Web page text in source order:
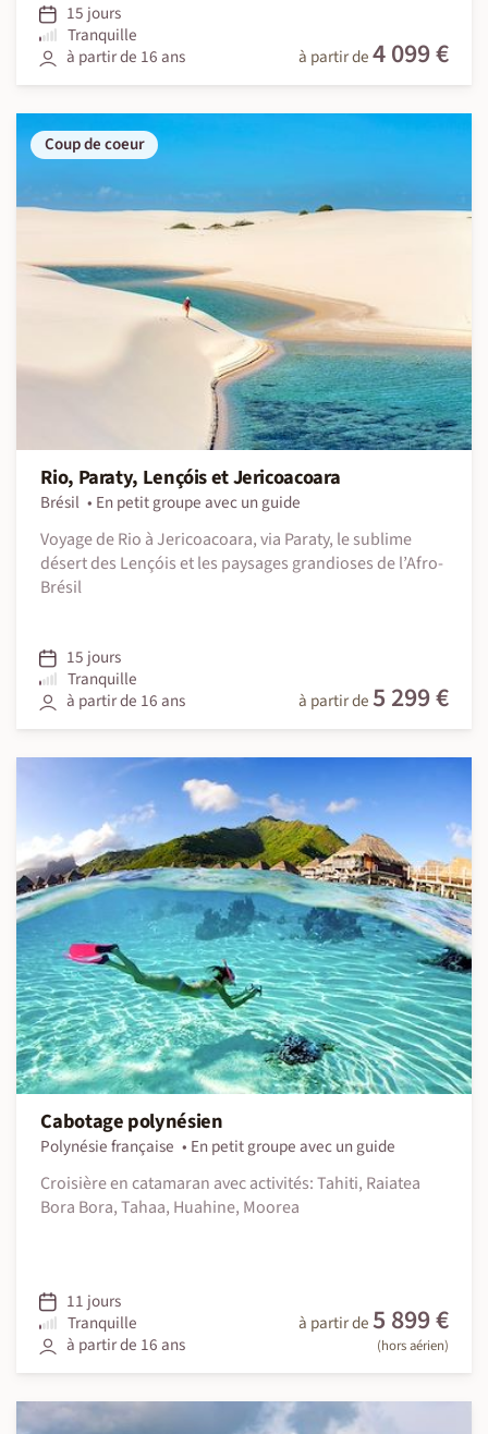
15 jours
Tranquille
à partir de 16 ans
à partir de4 099 €
Coup de coeur
Rio, Paraty, Lençóis et Jericoacoara
Brésil
En petit groupe avec un guide
Voyage de Rio à Jericoacoara, via Paraty, le sublime
désert des Lençóis et les paysages grandioses de l’Afro-
Brésil
15 jours
Tranquille
à partir de 16 ans
à partir de 5 299 €
Cabotage polynésien
Polynésie française
En petit groupe avec un guide
Croisière en catamaran avec activités: Tahiti, Raiatea
Bora Bora, Tahaa, Huahine, Moorea
11 jours
Tranquille
à partir de 16 ans
à partir de 5 899 €
(hors aérien)